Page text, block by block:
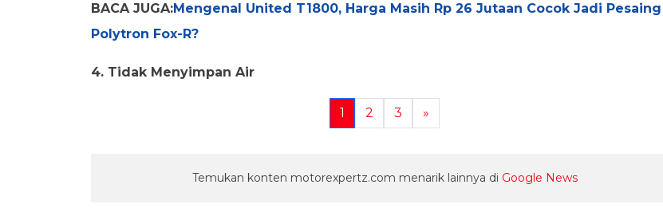
BACA JUGA:Mengenal United T1800, Harga Masih Rp 26 Jutaan Cocok Jadi Pesaing
Polytron Fox-R?
4. Tidak Menyimpan Air
1 2 3 »
Temukan konten motorexpertz.com menarik lainnya di Google News